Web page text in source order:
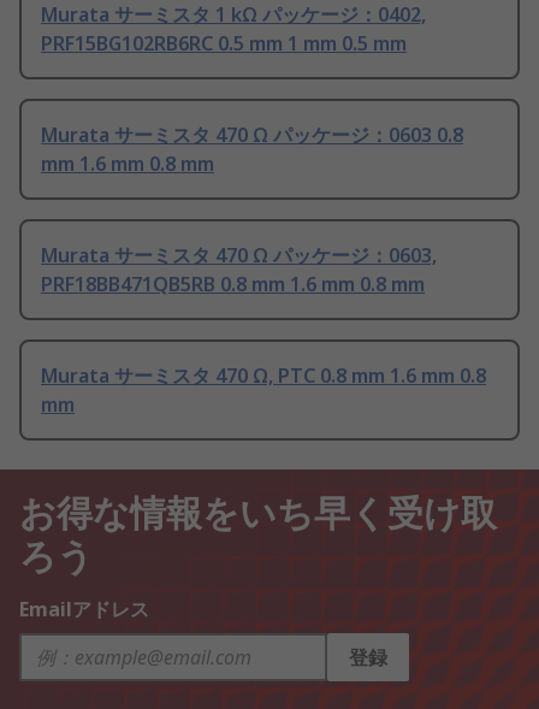
Murata サーミスタ 1 kΩ パッケージ：0402,
PRF15BG102RB6RC 0.5 mm 1 mm 0.5 mm
Murata サーミスタ 470 Ω パッケージ：0603 0.8
mm 1.6 mm 0.8 mm
Murata サーミスタ 470 Ω パッケージ：0603,
PRF18BB471QB5RB 0.8 mm 1.6 mm 0.8 mm
Murata サーミスタ 470 Ω, PTC 0.8 mm 1.6 mm 0.8
mm
お得な情報をいち早く受け取
ろう
Emailアドレス
登録